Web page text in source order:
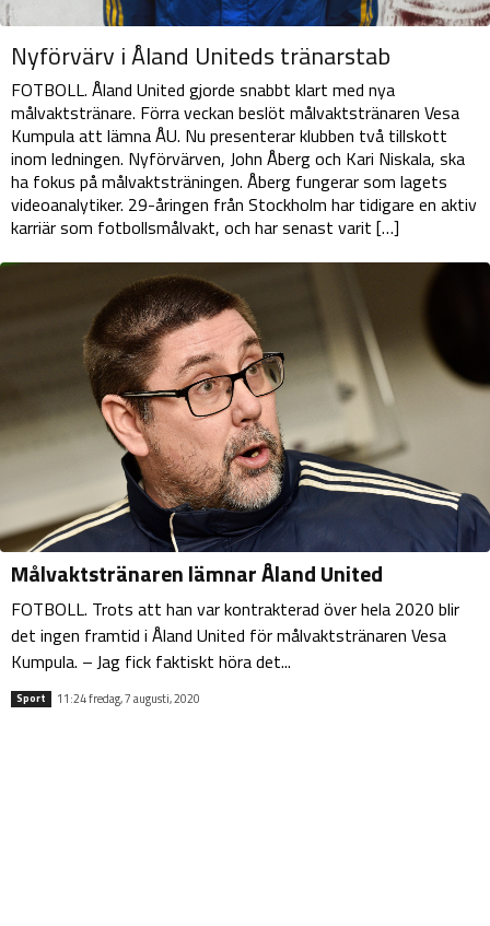
Nyförvärv i Åland Uniteds tränarstab
FOTBOLL. Åland United gjorde snabbt klart med nya
målvaktstränare. Förra veckan beslöt målvaktstränaren Vesa
Kumpula att lämna ÅU. Nu presenterar klubben två tillskott
inom ledningen. Nyförvärven, John Åberg och Kari Niskala, ska
ha fokus på målvaktsträningen. Åberg fungerar som lagets
videoanalytiker. 29-åringen från Stockholm har tidigare en aktiv
karriär som fotbollsmålvakt, och har senast varit […]
Målvaktstränaren lämnar Åland United
FOTBOLL. Trots att han var kontrakterad över hela 2020 blir
det ingen framtid i Åland United för målvaktstränaren Vesa
Kumpula. – Jag fick faktiskt höra det...
Sport 11:24 fredag, 7 augusti, 2020